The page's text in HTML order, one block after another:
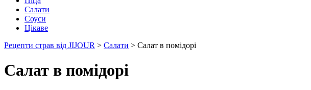
Салати
Соуси
Цікаве
Рецепти страв від JIJOUR > Салати > Салат в помідорі
Салат в помідорі